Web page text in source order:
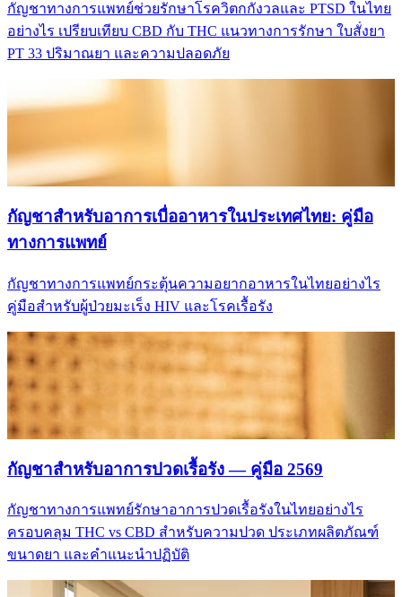
กัญชาทางการแพทย์ช่วยรักษาโรควิตกกังวลและ PTSD ในไทย
อย่างไร เปรียบเทียบ CBD กับ THC แนวทางการรักษา ใบสั่งยา
PT 33 ปริมาณยา และความปลอดภัย
กัญชาสำหรับอาการเบื่ออาหารในประเทศไทย: คู่มือ
ทางการแพทย์
กัญชาทางการแพทย์กระตุ้นความอยากอาหารในไทยอย่างไร
คู่มือสำหรับผู้ป่วยมะเร็ง HIV และโรคเรื้อรัง
กัญชาสำหรับอาการปวดเรื้อรัง — คู่มือ 2569
กัญชาทางการแพทย์รักษาอาการปวดเรื้อรังในไทยอย่างไร
ครอบคลุม THC vs CBD สำหรับความปวด ประเภทผลิตภัณฑ์
ขนาดยา และคำแนะนำปฏิบัติ